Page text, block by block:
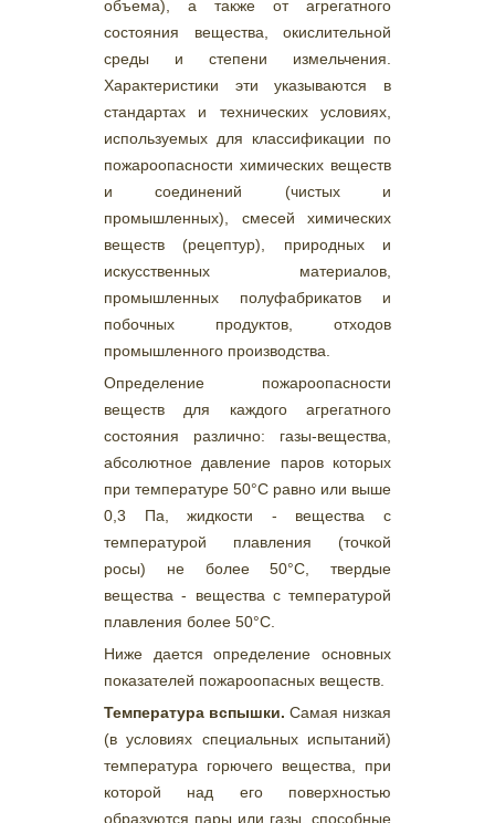
объема), а также от агрегатного
состояния вещества, окислительной
среды и степени измельчения.
Характеристики эти указываются в
стандартах и технических условиях,
используемых для классификации по
пожароопасности химических веществ
и соединений (чистых и
промышленных), смесей химических
веществ (рецептур), природных и
искусственных материалов,
промышленных полуфабрикатов и
побочных продуктов, отходов
промышленного производства.
Определение пожароопасности
веществ для каждого агрегатного
состояния различно: газы-вещества,
абсолютное давление паров которых
при температуре 50°С равно или выше
0,3 Па, жидкости - вещества с
температурой плавления (точкой
росы) не более 50°С, твердые
вещества - вещества с температурой
плавления более 50°С.
Ниже дается определение основных
показателей пожароопасных веществ.
Температура вспышки. Самая низкая
(в условиях специальных испытаний)
температура горючего вещества, при
которой над его поверхностью
образуются пары или газы, способные